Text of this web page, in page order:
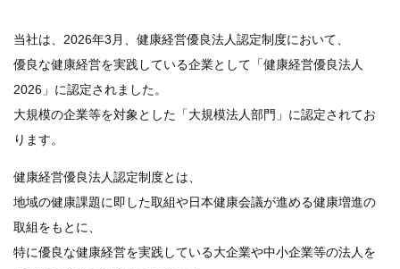
当社は、2026年3月、健康経営優良法人認定制度において、
優良な健康経営を実践している企業として「健康経営優良法人
2026」に認定されました。
大規模の企業等を対象とした「大規模法人部門」に認定されてお
ります。
健康経営優良法人認定制度とは、
地域の健康課題に即した取組や日本健康会議が進める健康増進の
取組をもとに、
特に優良な健康経営を実践している大企業や中小企業等の法人を